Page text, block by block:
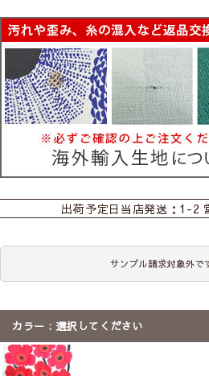
出荷予定日 当店発送：1-2
サンプル請求対象外で
カラー 選択してください